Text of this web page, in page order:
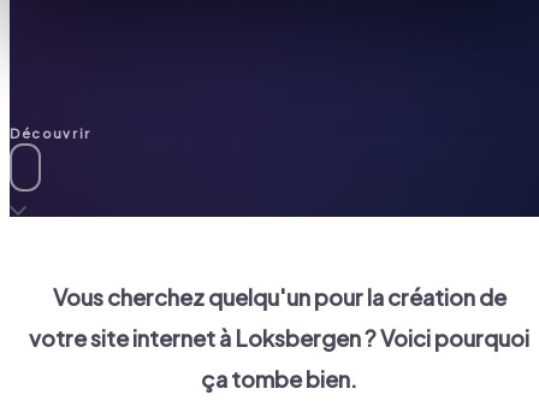
Découvrir
Vous cherchez quelqu'un pour la création de
votre site internet à Loksbergen? Voici pourquoi
ça tombe bien.